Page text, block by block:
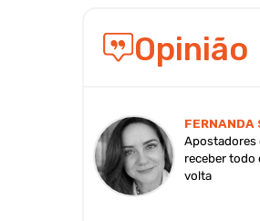
Opinião
FERNANDA
Apostadores
receber todo
volta